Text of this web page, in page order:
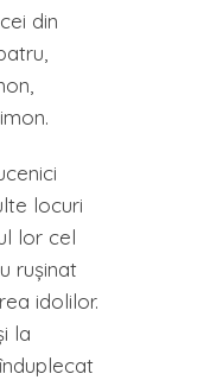
din
locuri
lor cel
ruşinat
idolilor.
la